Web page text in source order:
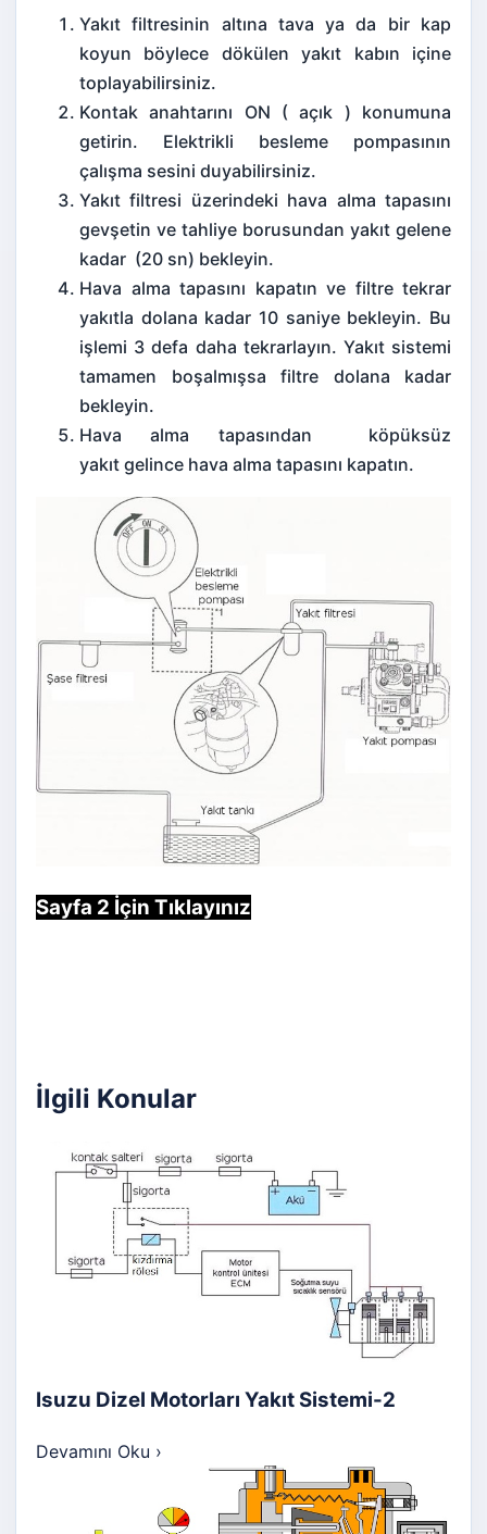
Yakıt filtresinin altına tava ya da bir kap
koyun böylece dökülen yakıt kabın içine
toplayabilirsiniz.
Kontak anahtarını ON ( açık ) konumuna
getirin. Elektrikli besleme pompasının
çalışma sesini duyabilirsiniz.
Yakıt filtresi üzerindeki hava alma tapasını
gevşetin ve tahliye borusundan yakıt gelene
kadar (20 sn) bekleyin.
Hava alma tapasını kapatın ve filtre tekrar
yakıtla dolana kadar 10 saniye bekleyin. Bu
işlemi 3 defa daha tekrarlayın. Yakıt sistemi
tamamen boşalmışsa filtre dolana kadar
bekleyin.
Hava alma tapasından köpüksüz
yakıt gelince hava alma tapasını kapatın.
Sayfa 2 İçin Tıklayınız
İlgili Konular
Isuzu Dizel Motorları Yakıt Sistemi-2
Devamını Oku ›